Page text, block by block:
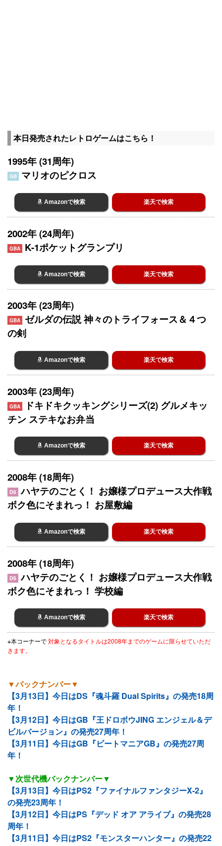
本日発売されたレトロゲームはこちら！
1995年 (31周年)
GB マリオのピクロス
Amazonで検索 楽天で検索
2002年 (24周年)
GBA K-1ポケットグランプリ
Amazonで検索 楽天で検索
2003年 (23周年)
GBA
ゼルダの伝説 神々のトライフォース＆４つ
の剣
Amazonで検索 楽天で検索
2003年 (23周年)
GBA
ドキドキクッキングシリーズ(2) グルメキッ
チン ステキなお弁当
Amazonで検索 楽天で検索
2008年 (18周年)
DS ハヤテのごとく！ お嬢様プロデュース大作戦
ボク色にそまれっ！ お屋敷編
Amazonで検索 楽天で検索
2008年 (18周年)
DS ハヤテのごとく！ お嬢様プロデュース大作戦
ボク色にそまれっ！ 学校編
Amazonで検索 楽天で検索
※本コーナーで対象となるタイトルは2008年までのゲームに限らせていただ
きます。
▼バックナンバー▼
【3月13日】今日はDS『魂斗羅 Dual Spirits』の発売18周
年！
【3月12日】今日はGB『王ドロボウJING エンジェル＆デ
ビルバージョン』の発売27周年！
【3月11日】今日はGB『ビートマニアGB』の発売27周
年！
▼次世代機バックナンバー▼
【3月13日】今日はPS2『ファイナルファンタジーX-2』
の発売23周年！
【3月12日】今日はPS『デッド オア アライブ』の発売28
周年！
【3月11日】今日はPS2『モンスターハンター』の発売22